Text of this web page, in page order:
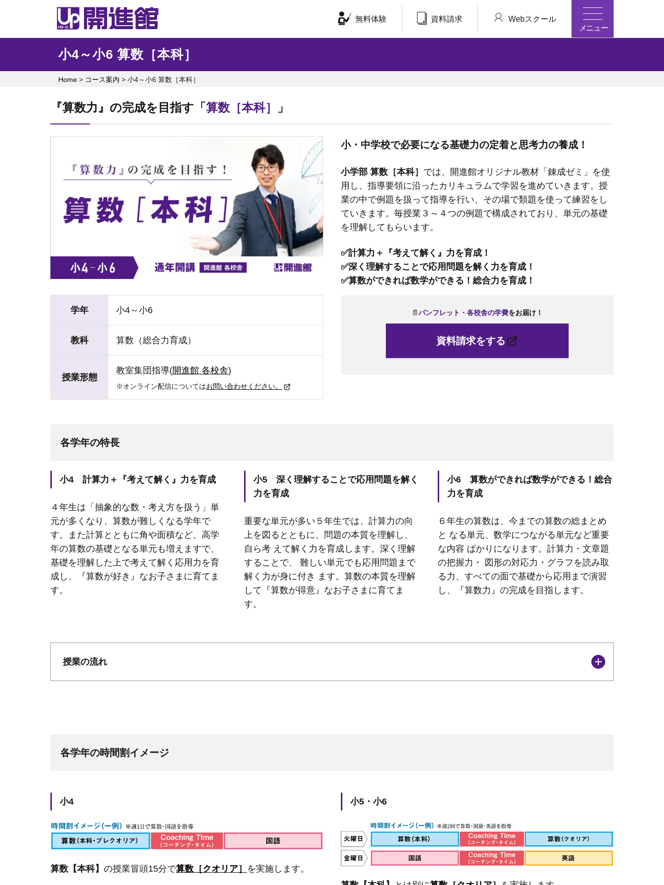
無料体験 資料請求
Webスクール
メニュー
小4～小6 算数［本科］
Home > コース案内 > 小4～小6 算数［本科］
『算数力』の完成を目指す「 算数［本科］ 」
学年 小4～小6
教科 算数 （総合力育成）
授業形態
教室集団指導(開進館 各校舎)
※オンライン配信についてはお問い合わせください。
小・中学校で必要になる基礎力の定着と思考力の養成！
小学部 算数［本科］ では、開進館オリジナル教材「錬成ゼミ」を使
用し、指導要領に沿ったカリキュラムで学習を進めていきます。授
業の中で例題を扱って指導を行い、その場で類題を使って練習をし
ていきます。毎授業３～４つの例題で構成されており、単元の基礎
を理解してもらいます。
✅計算力＋『考えて解く』力を育成！
✅深く理解することで応用問題を解く力を育成！
✅算数ができれば数学ができる！総合力を育成！
📄パンフレット・各校舎の学費をお届け！
資料請求をする
各学年の特長
小4 計算力＋『考えて解く』力を育成
４年生は「抽象的な数・考え方を扱う」単
元が多くなり、算数が難しくなる学年で
す。また計算とともに角や面積など、高学
年の算数の基礎となる単元も増えますで、
基礎を理解した上で考えて解く応用力を育
成し、『算数が好き』なお子さまに育てま
す。
小5 深く理解することで応用問題を解く
力を育成
重要な単元が多い５年生では、計算力の向
上を図るとともに、問題の本質を理解し、
自ら考 えて解く力を育成します。深く理解
することで、 難しい単元でも応用問題まで
解く力が身に付き ます。算数の本質を理解
して『算数が得意』なお子さまに育てま
す。
小6 算数ができれば数学ができる！総合
力を育成
６年生の算数は、今までの算数の総まとめ
と なる単元、数学につながる単元など重要
な内容 ばかりになります。計算力・文章題
の把握力・ 図形の対応力・グラフを読み取
る力、すべての面で基礎から応用まで演習
し、『算数力』の完成を目指します。
授業の流れ
各学年の時間割イメージ
小4
算数【本科】 の授業冒頭15分で算数［クオリア］ を実施します。
小5・小6